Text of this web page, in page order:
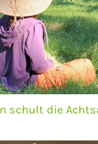
schult die